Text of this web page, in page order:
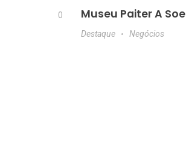
0
Museu Paiter A Soe
Destaque
Negócios